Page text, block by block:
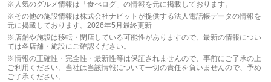
※人気のグルメ情報は「食べログ」の情報を元に掲載しております。
※その他の施設情報は株式会社ナビットが提供する法人電話帳データの情報を
元に掲載しております。2026年5月最終更新
※店舗や施設は移転・閉店している可能性がありますので、最新の情報につい
ては各店舗・施設にご確認ください。
※情報の正確性・完全性・最新性等は保証されませんので、事前にご了承の上
ご利用ください。当社は当該情報について一切の責任を負いませんので、予め
ご了承ください。